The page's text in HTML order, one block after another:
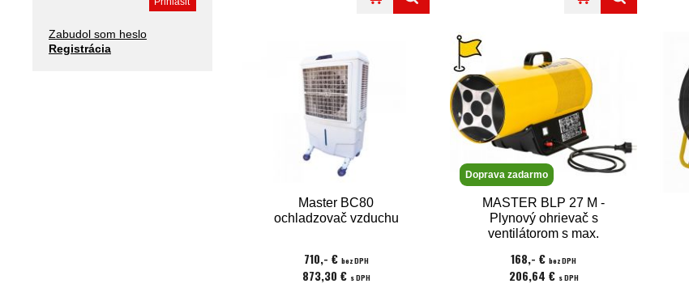
Zabudol som heslo
Registrácia
Master BC80
ochladzovač vzduchu
710,- € bez DPH
873,30 € s DPH
Doprava zadarmo
MASTER BLP 27 M -
Plynový ohrievač s
ventilátorom s max.
168,- €bez DPH
206,64 € s DPH